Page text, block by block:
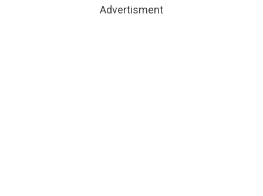
Advertisment